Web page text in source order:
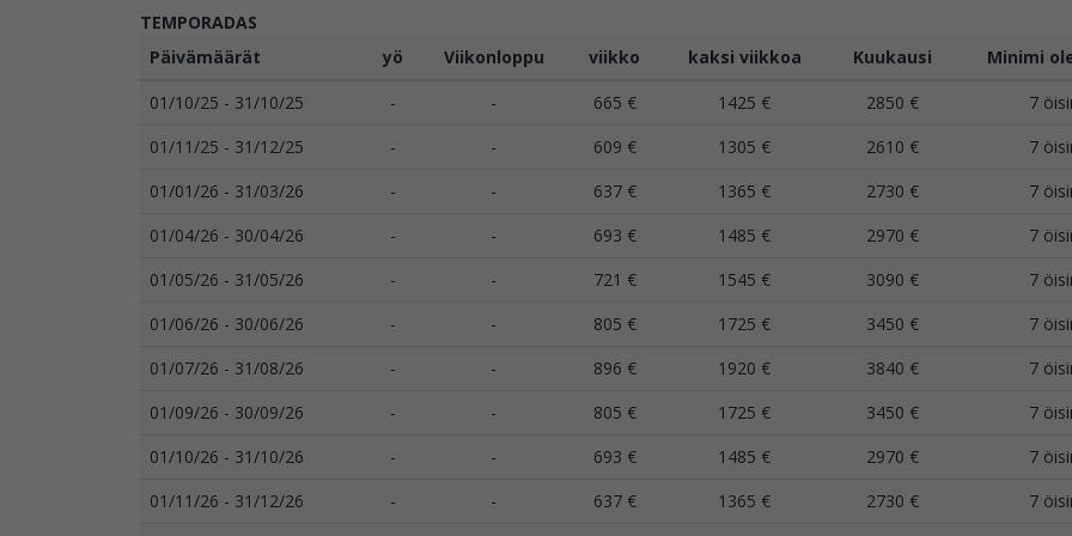
TEMPORADAS
Päivämäärät
yö Viikonloppu viikko kaksi viikkoa Kuukausi
Minimi
01/10/25 - 31/10/25
- - 665 € 1425 € 2850 €
7
01/11/25 - 31/12/25
- - 609 € 1305 € 2610 €
7
01/01/26 - 31/03/26
- - 637 € 1365 € 2730 €
7
01/04/26 - 30/04/26
- - 693 € 1485 € 2970 €
7
01/05/26 - 31/05/26
- - 721 € 1545 € 3090 €
7
01/06/26 - 30/06/26
- - 805 € 1725 € 3450 €
7
01/07/26 - 31/08/26
- - 896 € 1920 € 3840 €
7
01/09/26 - 30/09/26
- - 805 € 1725 € 3450 €
7
01/10/26 - 31/10/26
- - 693 € 1485 € 2970 €
7
01/11/26 - 31/12/26
- - 637 € 1365 € 2730 €
7